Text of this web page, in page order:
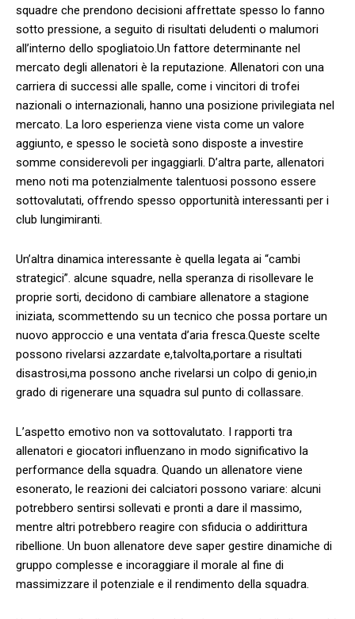
squadre che prendono decisioni ‌affrettate spesso lo fanno
‍sotto pressione, ⁢a​ seguito di⁤ risultati deludenti o malumori
all’interno ‍dello​ spogliatoio.Un fattore determinante ​nel
mercato degli allenatori ‌è⁢ la reputazione. Allenatori con una
carriera di successi alle spalle, come⁣ i ⁤vincitori di⁣ trofei‍
nazionali⁢ o internazionali, hanno una ⁢posizione privilegiata nel
mercato. ⁣La loro esperienza viene vista come ⁤un valore
aggiunto, e spesso le società sono disposte ⁤a ‍investire
‍somme⁤ considerevoli per ingaggiarli. D’altra​ parte, allenatori
⁤meno ⁣noti ma potenzialmente ⁣talentuosi ‍possono​ essere
sottovalutati, offrendo spesso opportunità⁣ interessanti ​per i
club lungimiranti.
Un’altra ‍dinamica interessante è​ quella legata‍ ai “cambi
strategici”. alcune squadre, nella speranza di risollevare le
proprie sorti, decidono di cambiare allenatore a stagione
iniziata, scommettendo ​su un tecnico che possa portare un ​
nuovo approccio⁢ e una ventata d’aria fresca.Queste scelte
possono ‍rivelarsi azzardate e,talvolta,portare⁣ a risultati
disastrosi,ma possono anche rivelarsi un colpo di⁣ genio,in
grado di rigenerare una squadra sul punto di collassare.
L’aspetto emotivo non ​va sottovalutato. I rapporti tra
‍allenatori e giocatori influenzano in ⁢modo ​significativo la
performance della ​squadra. ⁢Quando un ‍allenatore viene
esonerato, le ⁣reazioni dei calciatori possono variare: ⁢alcuni
potrebbero sentirsi ​sollevati e pronti a dare il​ massimo,
mentre altri potrebbero​ reagire con sfiducia o addirittura
ribellione. Un ⁢buon​ allenatore deve ⁢saper gestire ‍dinamiche⁤ di
gruppo complesse ​e⁢ incoraggiare il morale al fine ‌di
⁢massimizzare il potenziale e il rendimento⁤ della squadra.